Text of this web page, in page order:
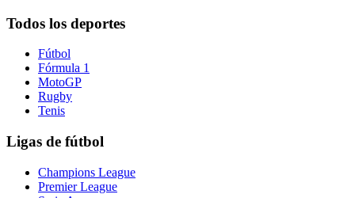
Todos los deportes
Fútbol
Fórmula 1
MotoGP
Rugby
Tenis
Ligas de fútbol
Champions League
Premier League